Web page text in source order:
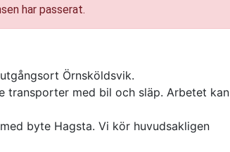
har passerat.
Örnsköldsvik.
transporter med bil och släp. Arbetet kan
byte Hagsta. Vi kör huvudsakligen